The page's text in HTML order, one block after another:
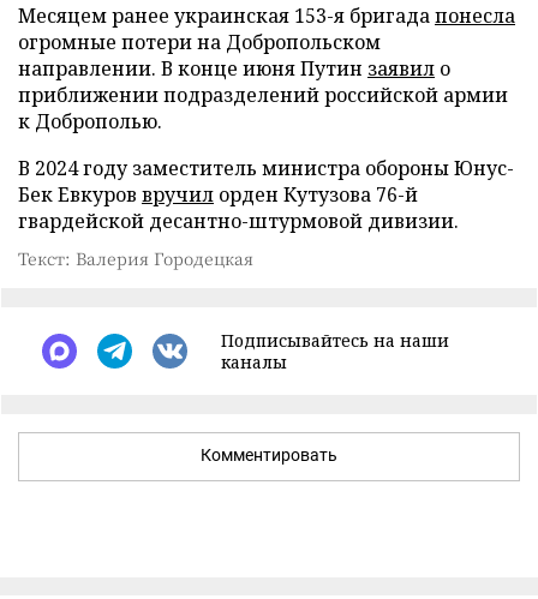
Месяцем ранее украинская 153-я бригадапонесла
огромные потери на Добропольском
направлении. В конце июня Путин заявил о
приближении подразделений российской армии
к Доброполью.
В 2024 году заместитель министра обороны Юнус-
Бек Евкуров вручил орден Кутузова 76-й
гвардейской десантно-штурмовой дивизии.
Текст: Валерия Городецкая
Подписывайтесь на наши
каналы
Комментировать